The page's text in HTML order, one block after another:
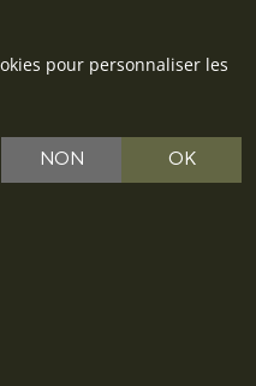
pour personnaliser les
NON OK